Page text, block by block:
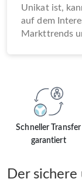
Schneller Transfer
garantiert
Der
Unikat ist,
auf dem
Markttrends